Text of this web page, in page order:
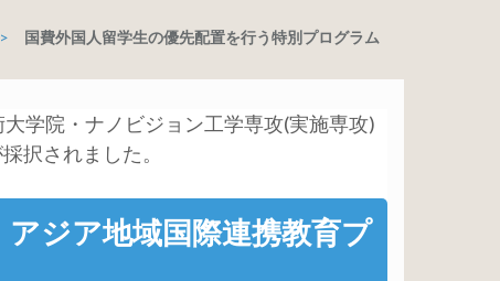
> 国費外国人留学生の優先配置を行う特別プログラム
学院・ナノビジョン工学専攻(実施専攻)
択されました。
ジア地域国際連携教育プ